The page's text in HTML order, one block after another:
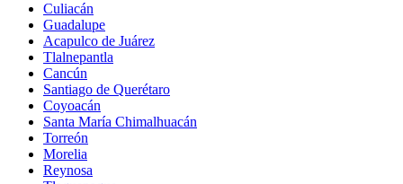
Culiacán
Guadalupe
Acapulco de Juárez
Tlalnepantla
Cancún
Santiago de Querétaro
Coyoacán
Santa María Chimalhuacán
Torreón
Morelia
Reynosa